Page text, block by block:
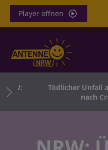
Player öffnen
Tödlicher Unfall
nach